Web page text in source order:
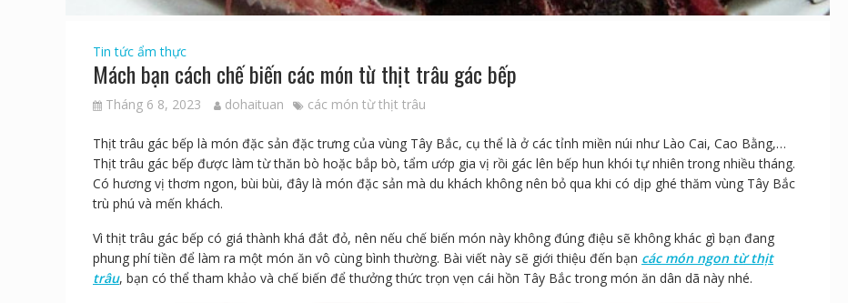
Tin tức ẩm thực
Mách bạn cách chế biến các món từ thịt trâu gác bếp
Tháng 6 8, 2023 dohaituan các món từ thịt trâu
Thịt trâu gác bếp là món đặc sản đặc trưng của vùng Tây Bắc, cụ thể là ở các tỉnh miền núi như Lào Cai, Cao Bằng,…
Thịt trâu gác bếp được làm từ thăn bò hoặc bắp bò, tẩm ướp gia vị rồi gác lên bếp hun khói tự nhiên trong nhiều tháng.
Có hương vị thơm ngon, bùi bùi, đây là món đặc sản mà du khách không nên bỏ qua khi có dịp ghé thăm vùng Tây Bắc
trù phú và mến khách.
Vì thịt trâu gác bếp có giá thành khá đắt đỏ, nên nếu chế biến món này không đúng điệu sẽ không khác gì bạn đang
phung phí tiền để làm ra một món ăn vô cùng bình thường. Bài viết này sẽ giới thiệu đến bạn các món ngon từ thịt
trâu, bạn có thể tham khảo và chế biến để thưởng thức trọn vẹn cái hồn Tây Bắc trong món ăn dân dã này nhé.